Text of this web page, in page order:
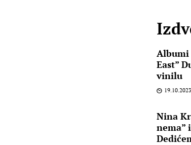
Albumi
East”
vinilu
Nina
nema”